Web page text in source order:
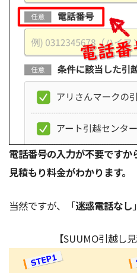
電話番号の入力が不要です
見積もり料金がわかります。
当然ですが、「迷惑電話なし
【SUUMO引越し